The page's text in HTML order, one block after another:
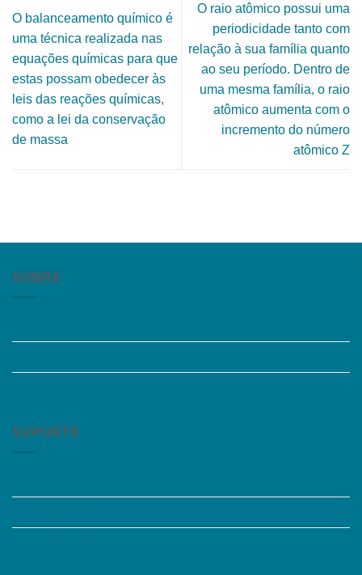
O balanceamento químico é
uma técnica realizada nas
equações químicas para que
estas possam obedecer às
leis das reações químicas,
como a lei da conservação
de massa
O raio atômico possui uma
periodicidade tanto com
relação à sua família quanto
ao seu período. Dentro de
uma mesma família, o raio
atômico aumenta com o
incremento do número
atômico Z
SOBRE
SUPORTE